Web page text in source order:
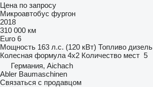
Цена по запросу
Микроавтобус фургон
2018
310 000 км
Euro 6
Мощность 163 л.с. (120 кВт) Топливо дизель
Колесная формула 4x2 Количество мест 5
Германия, Aichach
Abler Baumaschinen
Связаться с продавцом